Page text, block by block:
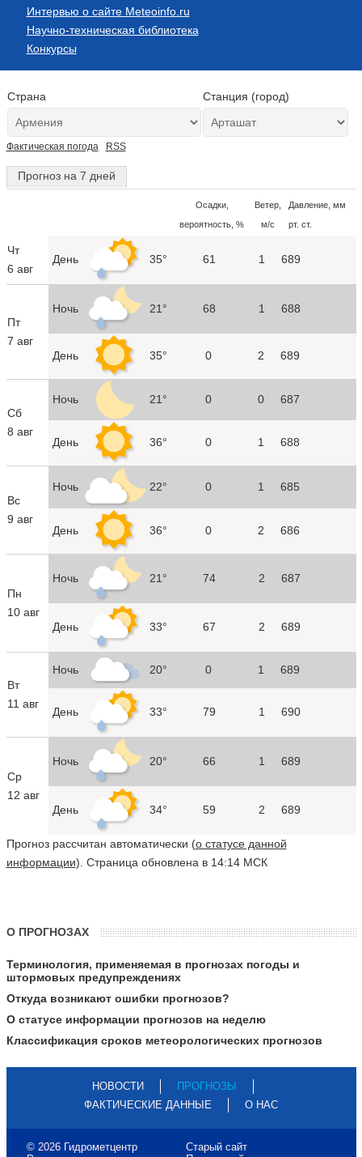
Интервью о сайте Meteoinfo.ru
Научно-техническая библиотека
Конкурсы
Страна Станция (город)
Фактическая погода RSS
Прогноз на 7 дней
Осадки,
вероятность, %
Ветер,
м/с
Давление, мм
рт. ст.
Чт
6 авг
День 35° 61 1 689
Пт
7 авг
Ночь 21° 68 1 688
День 35° 0 2 689
Сб
8 авг
Ночь 21° 0 0 687
День 36° 0 1 688
Вс
9 авг
Ночь 22° 0 1 685
День 36° 0 2 686
Пн
10 авг
Ночь 21° 74 2 687
День 33° 67 2 689
Вт
11 авг
Ночь 20° 0 1 689
День 33° 79 1 690
Ср
12 авг
Ночь 20° 66 1 689
День 34° 59 2 689
Прогноз рассчитан автоматически (о статусе данной
информации). Страница обновлена в 14:14 МСК
О ПРОГНОЗАХ
Терминология, применяемая в прогнозах погоды и
штормовых предупреждениях
Откуда возникают ошибки прогнозов?
О статусе информации прогнозов на неделю
Классификация сроков метеорологических прогнозов
НОВОСТИ
ПРОГНОЗЫ
ФАКТИЧЕСКИЕ ДАННЫЕ
О НАС
© 2026 Гидрометцентр
Старый сайт